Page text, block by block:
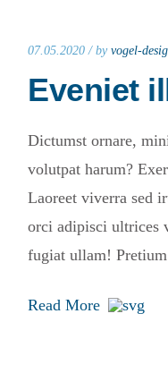
07.05.2020 / by vogel-
Eveniet
Dictumst ornare,
volutpat harum?
Laoreet viverra sed
orci adipisci ultrices
fugiat ullam!
Read More